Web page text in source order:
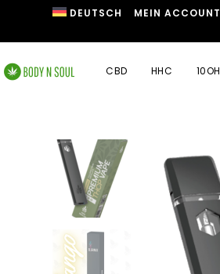
DEUTSCH MEIN ACCOUNT
CBD HHC 10OH